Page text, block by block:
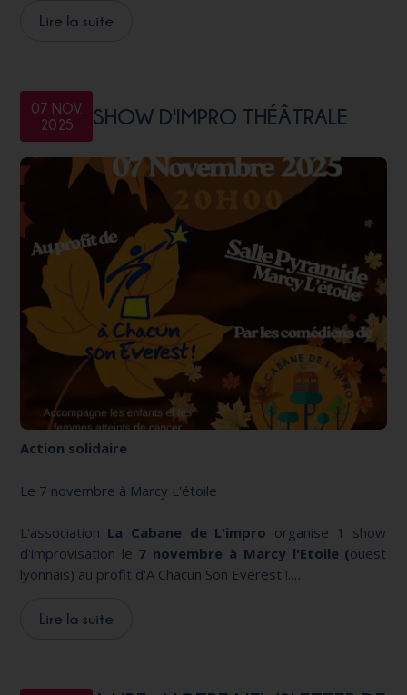
d'achat...etc
​Loto - ​42 rue de Reims
Lire la suite
07 NOV.
2025
SHOW D'IMPRO THÉÂTRALE
Action solidaire
Le 7 novembre à Marcy L'étoile
L'association La Cabane de L'impro organise 1 show
d'improvisation le 7 novembre à Marcy l'Etoile (ouest
lyonnais) au profit d'A Chacun Son Everest !.
Prévente surHelloAsso
Lire la suite